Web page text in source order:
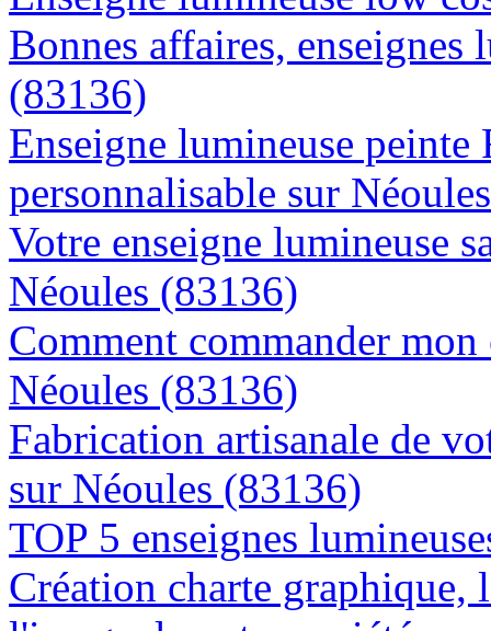
Bonnes affaires, enseignes
(83136)
Enseigne lumineuse
personnalisable sur
Votre enseigne lumineuse
Néoules (83136)
Comment commander
Néoules (83136)
Fabrication artisanale de
sur Néoules (83136)
TOP 5 enseignes
Création charte graphique,